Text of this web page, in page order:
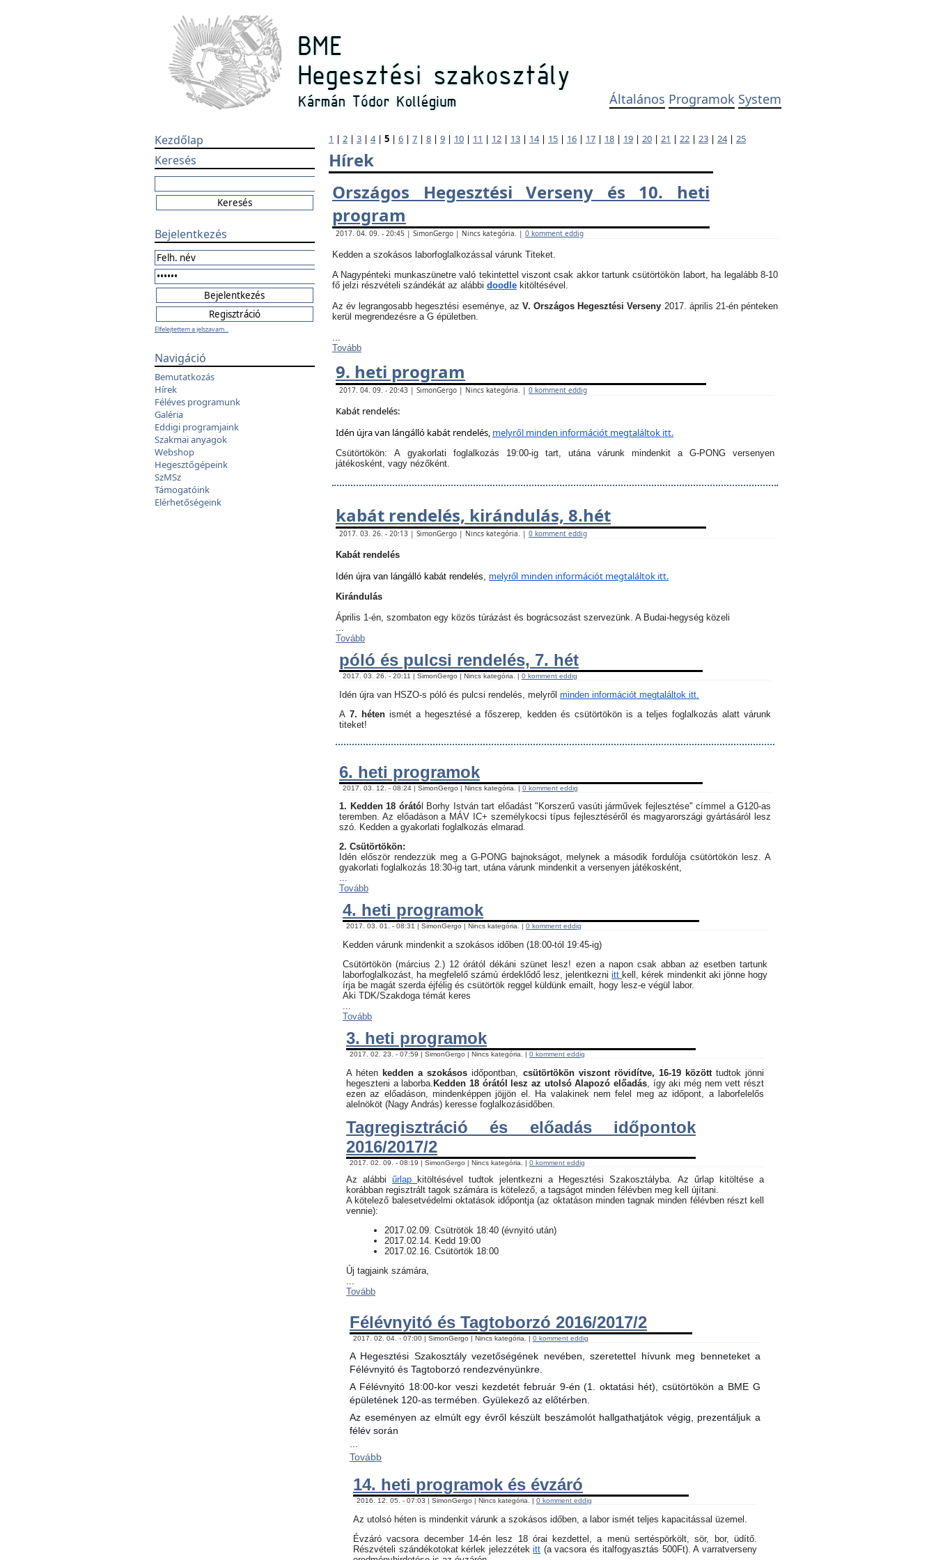
Általános Programok System
Kezdőlap
Keresés
Bejelentkezés
Elfelejtettem a jelszavam...
Navigáció
Bemutatkozás
Hírek
Féléves programunk
Galéria
Eddigi programjaink
Szakmai anyagok
Webshop
Hegesztőgépeink
SzMSz
Támogatóink
Elérhetőségeink
1 | 2 | 3 | 4| 5 | 6 | 7 | 8 | 9 | 10 | 11 | 12 | 13 | 14| 15 | 16 | 17 | 18 | 19 | 20 | 21 | 22 | 23 | 24| 25
Hírek
Országos Hegesztési Verseny és 10. heti
program
2017. 04. 09. - 20:45 | SimonGergo | Nincs kategória. | 0 komment eddig
Kedden a szokásos laborfoglalkozással várunk Titeket.
A Nagypénteki munkaszünetre való tekintettel viszont csak akkor tartunk csütörtökön labort, ha legalább 8-10
fő jelzi részvételi szándékát az alábbi doodle kitöltésével.
Az év legrangosabb hegesztési eseménye, az V. Országos Hegesztési Verseny 2017. április 21-én pénteken
kerül megrendezésre a G épületben.
...
Tovább
9. heti program
2017. 04. 09. - 20:43 | SimonGergo | Nincs kategória. | 0 komment eddig
Kabát rendelés:
Idén újra van lángálló kabát rendelés, melyről minden információt megtaláltok itt.
Csütörtökön: A gyakorlati foglalkozás 19:00-ig tart, utána várunk mindenkit a G-PONG versenyen
játékosként, vagy nézőként.
kabát rendelés, kirándulás, 8.hét
2017. 03. 26. - 20:13 | SimonGergo | Nincs kategória. | 0 komment eddig
Kabát rendelés
Idén újra van lángálló kabát rendelés, melyről minden információt megtaláltok itt.
Kirándulás
Április 1-én, szombaton egy közös túrázást és bográcsozást szervezünk. A Budai-hegység közeli
...
Tovább
póló és pulcsi rendelés, 7. hét
2017. 03. 26. - 20:11 | SimonGergo | Nincs kategória. | 0 komment eddig
Idén újra van HSZO-s póló és pulcsi rendelés, melyről minden információt megtaláltok itt.
A7. hétenismét a hegesztésé a főszerep, kedden és csütörtökön is a teljes foglalkozás alatt várunk
titeket!
6. heti programok
2017. 03. 12. - 08:24 | SimonGergo | Nincs kategória. | 0 komment eddig
1. Kedden 18 órától Borhy István tart előadást "Korszerű vasúti járművek fejlesztése" címmel a G120-as
teremben. Az előadáson a MÁV IC+ személykocsi típus fejlesztéséről és magyarországi gyártásáról lesz
szó. Kedden a gyakorlati foglalkozás elmarad.
2. Csütörtökön:
Idén először rendezzük meg a G-PONG bajnokságot, melynek a második fordulója csütörtökön lesz. A
gyakorlati foglalkozás 18:30-ig tart, utána várunk mindenkit a versenyen játékosként,
...
Tovább
4. heti programok
2017. 03. 01. - 08:31 | SimonGergo | Nincs kategória. | 0 komment eddig
Kedden várunk mindenkit a szokásos időben (18:00-tól 19:45-ig)
Csütörtökön (március 2.) 12 órától dékáni szünet lesz! ezen a napon csak abban az esetben tartunk
laborfoglalkozást, ha megfelelő számú érdeklődő lesz, jelentkezniitt kell, kérek mindenkit aki jönne hogy
írja be magát szerda éjfélig és csütörtök reggel küldünk emailt, hogy lesz-e végül labor.
Aki TDK/Szakdoga témát keres
Tovább
3. heti programok
2017. 02. 23. - 07:59 | SimonGergo | Nincs kategória. | 0 komment eddig
A héten kedden a szokásos időpontban, csütörtökön viszont rövidítve, 16-19 között tudtok jönni
hegeszteni a laborba.Kedden 18 órától lesz az utolsó Alapozó előadás , így aki még nem vett részt
ezen az előadáson, mindenképpen jöjjön el. Ha valakinek nem felel meg az időpont, a laborfelelős
alelnököt (Nagy András) keresse foglalkozásidőben.
Tagregisztráció és előadás időpontok
2016/2017/2
2017. 02. 09. - 08:19 | SimonGergo | Nincs kategória. | 0 komment eddig
Az alábbi űrlap
kitöltésével tudtok jelentkezni a Hegesztési Szakosztályba. Az űrlap kitöltése a
korábban regisztrált tagok számára is kötelező, a tagságot minden félévben meg kell újítani.
​A kötelező balesetvédelmi oktatások időpontja (az oktatáson minden tagnak minden félévben részt kell
vennie):
​2017.02.09. Csütrötök 18:40 (évnyitó után)
2017.02.14. Kedd 19:00
2017.02.16. Csütörtök 18:00
Új tagjaink számára,
...
Tovább
Félévnyitó és Tagtoborzó 2016/2017/2
2017. 02. 04. - 07:00 | SimonGergo | Nincs kategória. | 0 komment eddig
A Hegesztési Szakosztály vezetőségének nevében, szeretettel hívunk meg benneteket a
Félévnyitó és Tagtoborzó rendezvényünkre.
A Félévnyitó 18:00-kor veszi kezdetét február 9-én (1. oktatási hét), csütörtökön a BME G
épületének 120-as termében. Gyülekező az előtérben.
Az eseményen az elmúlt egy évről készült beszámolót hallgathatjátok végig, prezentáljuk a
félév során
...
Tovább
14. heti programok és évzáró
2016. 12. 05. - 07:03 | SimonGergo | Nincs kategória. | 0 komment eddig
Az utolsó héten is mindenkit várunk a szokásos időben, a labor ismét teljes kapacitással üzemel.
Évzáró vacsora december 14-én lesz 18 órai kezdettel, a menü sertéspörkölt, sör, bor, üdítő.
Részvételi szándékotokat kérlek jelezzétekitt (a vacsora és italfogyasztás 500Ft). A varratverseny